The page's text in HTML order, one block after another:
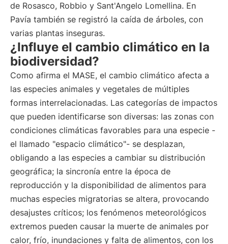
de Rosasco, Robbio y Sant'Angelo Lomellina. En
Pavía también se registró la caída de árboles, con
varias plantas inseguras.
¿Influye el cambio climático en la
biodiversidad?
Como afirma el MASE, el cambio climático afecta a
las especies animales y vegetales de múltiples
formas interrelacionadas. Las categorías de impactos
que pueden identificarse son diversas: las zonas con
condiciones climáticas favorables para una especie -
el llamado "espacio climático"- se desplazan,
obligando a las especies a cambiar su distribución
geográfica; la sincronía entre la época de
reproducción y la disponibilidad de alimentos para
muchas especies migratorias se altera, provocando
desajustes críticos; los fenómenos meteorológicos
extremos pueden causar la muerte de animales por
calor, frío, inundaciones y falta de alimentos, con los